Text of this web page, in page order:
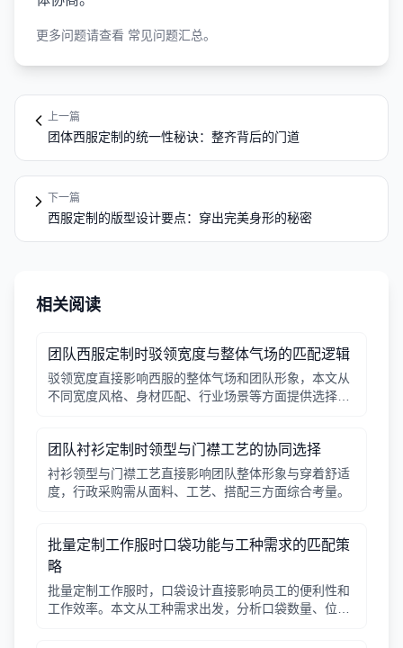
更多问题请查看 常见问题汇总。
上一篇
团体西服定制的统一性秘诀：整齐背后的门道
下一篇
西服定制的版型设计要点：穿出完美身形的秘密
相关阅读
团队西服定制时驳领宽度与整体气场的匹配逻辑
驳领宽度直接影响西服的整体气场和团队形象，本文从
不同宽度风格、身材匹配、行业场景等方面提供选择逻
团队衬衫定制时领型与门襟工艺的协同选择
衬衫领型与门襟工艺直接影响团队整体形象与穿着舒适
度，行政采购需从面料、工艺、搭配三方面综合考量。
批量定制工作服时口袋功能与工种需求的匹配策
略
批量定制工作服时，口袋设计直接影响员工的便利性和
工作效率。本文从工种需求出发，分析口袋数量、位